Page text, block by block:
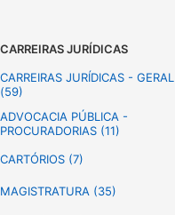
CARREIRAS JURÍDICAS
CARREIRAS JURÍDICAS - GERAL
(59)
ADVOCACIA PÚBLICA -
PROCURADORIAS (11)
CARTÓRIOS (7)
MAGISTRATURA (35)